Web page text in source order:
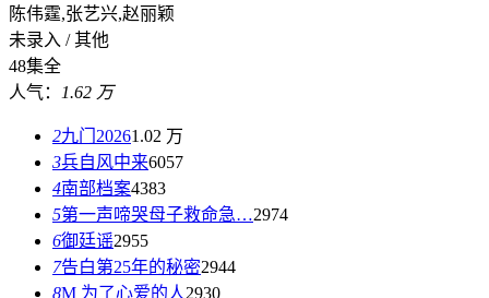
陈伟霆,张艺兴,赵丽颖
未录入 / 其他
48集全
人气：
1.62 万
2九门20261.02 万
3兵自风中来6057
4南部档案4383
5第一声啼哭母子救命急…2974
6御廷谣2955
7告白第25年的秘密2944
8M 为了心爱的人2930